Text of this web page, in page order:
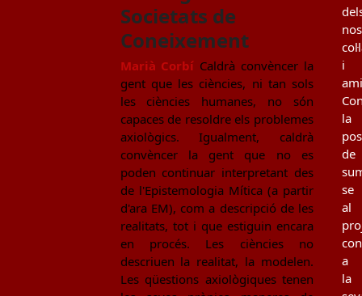
Societats de
Coneixement
Marià Corbí Caldrà convèncer la
gent que les ciències, ni tan sols
les ciències humanes, no són
capaces de resoldre els problemes
axiològics. Igualment, caldrà
convèncer la gent que no es
poden continuar interpretant des
de l'Epistemologia Mítica (a partir
d'ara EM), com a descripció de les
realitats, tot i que estiguin encara
en procés. Les ciències no
descriuen la realitat, la modelen.
Les qüestions axiològiques tenen
i
la
de
se
al
a
la